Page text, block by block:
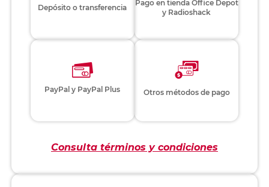
Depósito o transferencia
Pago en tienda Office Depot
y Radioshack
PayPal y PayPal Plus Otros métodos de pago
Consulta términos y condiciones